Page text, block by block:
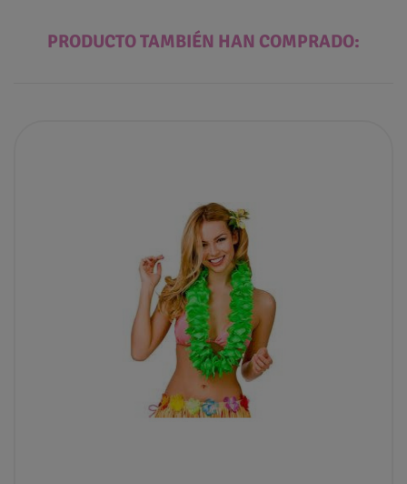
PRODUCTO TAMBIÉN HAN COMPRADO: